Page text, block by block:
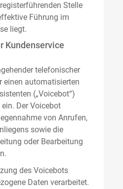
Stelle
Führung im
liegt.
Kundenservice
telefonischer
einen automatisierten
(„Voicebot“)
Der Voicebot
von Anrufen,
sowie die
oder Bearbeitung
des Voicebots
Daten verarbeitet.